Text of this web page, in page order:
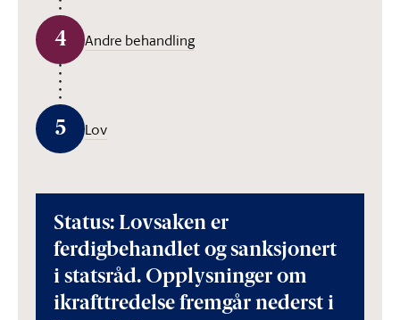
4 Andre behandling
5 Lov
Status: Lovsaken er
ferdigbehandlet og sanksjonert
i statsråd. Opplysninger om
ikrafttredelse fremgår nederst i